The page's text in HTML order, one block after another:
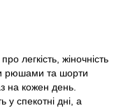
легкість, жіночність
рюшами та шорти
на кожен день.
спекотні дні, а